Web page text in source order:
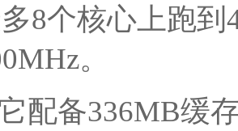
8个核心上跑
。
配备336MB缓